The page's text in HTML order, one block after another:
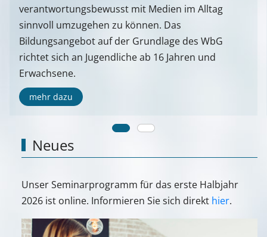
verantwortungsbewusst mit Medien im Alltag
sinnvoll umzugehen zu können. Das
Bildungsangebot auf der Grundlage des WbG
richtet sich an Jugendliche ab 16 Jahren und
Erwachsene.
mehr dazu
Neues
Unser Seminarprogramm für das erste Halbjahr
2026 ist online. Informieren Sie sich direkt hier.